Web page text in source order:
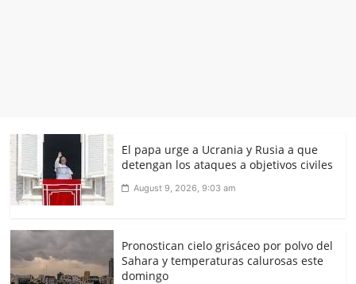
El papa urge a Ucrania y Rusia a que
detengan los ataques a objetivos civiles
August 9, 2026, 9:03 am
Pronostican cielo grisáceo por polvo del
Sahara y temperaturas calurosas este
domingo